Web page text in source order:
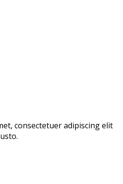
consectetuer adipiscing elit